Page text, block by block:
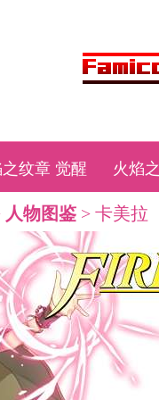
之纹章 觉醒 火焰
人物图鉴 > 卡美拉